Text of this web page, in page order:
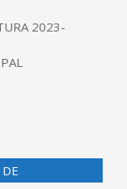
2023-